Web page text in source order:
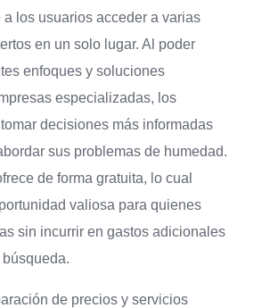
los usuarios acceder a varias
en un solo lugar. Al poder
enfoques y soluciones
especializadas, los
decisiones más informadas
sus problemas de humedad.
de forma gratuita, lo cual
valiosa para quienes
sin incurrir en gastos adicionales
de precios y servicios